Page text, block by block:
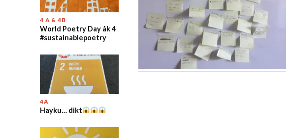
4 A & 4B
World Poetry Day åk 4
#sustainablepoetry
4A
Hayku… dikt